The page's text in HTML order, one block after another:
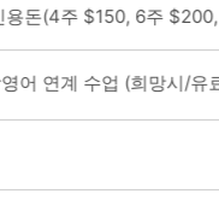
용돈(4주 $150, 6주
어 연계 수업 (희망시/유
억을 쌓을 수 있는 주니어